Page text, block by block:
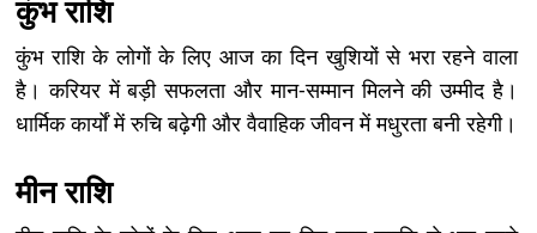
कुंभ राशि
कुंभ राशि के लोगों के लिए आज का दिन खुशियों से भरा रहने वाला
है। करियर में बड़ी सफलता और मान-सम्मान मिलने की उम्मीद है।
धार्मिक कार्यों में रुचि बढ़ेगी और वैवाहिक जीवन में मधुरता बनी रहेगी।
मीन राशि